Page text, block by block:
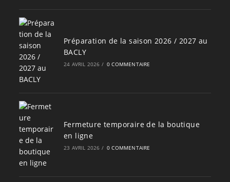
Préparation de la saison 2026 / 2027 au
BACLY
24 AVRIL 2026 / 0 COMMENTAIRE
Fermeture temporaire de la boutique
en ligne
23 AVRIL 2026 / 0 COMMENTAIRE